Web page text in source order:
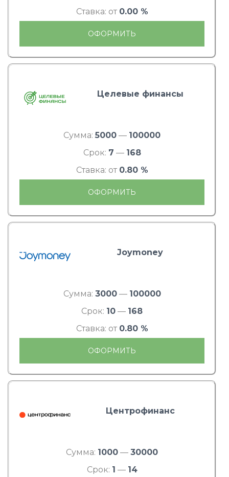
Ставка: от 0.00 %
ОФОРМИТЬ
Целевые финансы
Сумма: 5000 — 100000
Срок: 7 — 168
Ставка: от 0.80 %
ОФОРМИТЬ
Joymoney
Сумма: 3000— 100000
Срок: 10 — 168
Ставка: от 0.80 %
ОФОРМИТЬ
Центрофинанс
Сумма: 1000 — 30000
Срок: 1 — 14